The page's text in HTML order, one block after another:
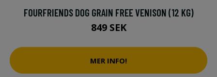
FOURFRIENDS DOG GRAIN FREE VENISON (12 KG)
849 SEK
MER INFO!